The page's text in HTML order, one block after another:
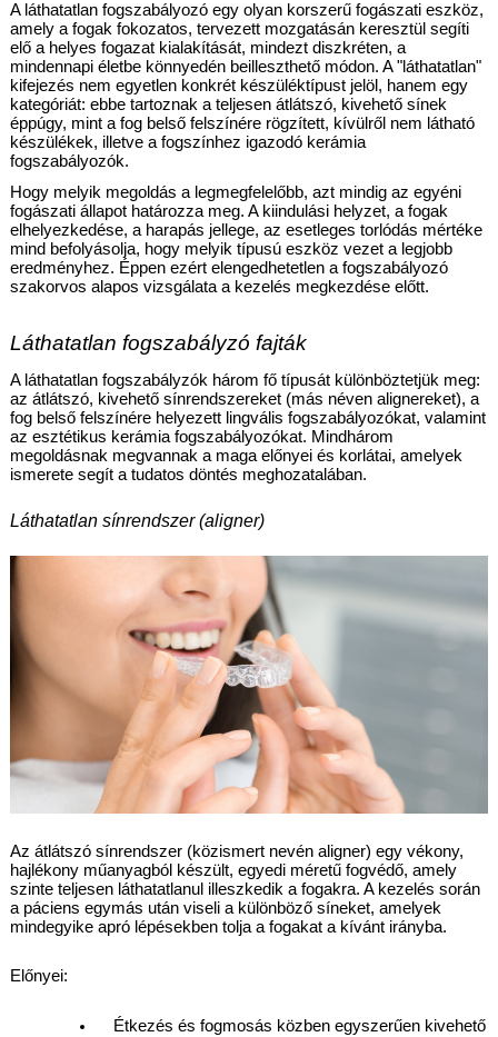
A láthatatlan fogszabályozó egy olyan korszerű fogászati eszköz,
amely a fogak fokozatos, tervezett mozgatásán keresztül segíti
elő a helyes fogazat kialakítását, mindezt diszkréten, a
mindennapi életbe könnyedén beilleszthető módon. A "láthatatlan"
kifejezés nem egyetlen konkrét készüléktípust jelöl, hanem egy
kategóriát: ebbe tartoznak a teljesen átlátszó, kivehető sínek
éppúgy, mint a fog belső felszínére rögzített, kívülről nem látható
készülékek, illetve a fogszínhez igazodó kerámia
fogszabályozók.
Hogy melyik megoldás a legmegfelelőbb, azt mindig az egyéni
fogászati állapot határozza meg. A kiindulási helyzet, a fogak
elhelyezkedése, a harapás jellege, az esetleges torlódás mértéke
mind befolyásolja, hogy melyik típusú eszköz vezet a legjobb
eredményhez. Éppen ezért elengedhetetlen a fogszabályozó
szakorvos alapos vizsgálata a kezelés megkezdése előtt.
Láthatatlan fogszabályzó fajták
A láthatatlan fogszabályzók három fő típusát különböztetjük meg:
az átlátszó, kivehető sínrendszereket (más néven alignereket), a
fog belső felszínére helyezett lingvális fogszabályozókat, valamint
az esztétikus kerámia fogszabályozókat. Mindhárom
megoldásnak megvannak a maga előnyei és korlátai, amelyek
ismerete segít a tudatos döntés meghozatalában.
Láthatatlan sínrendszer (aligner)
Az átlátszó sínrendszer (közismert nevén aligner) egy vékony,
hajlékony műanyagból készült, egyedi méretű fogvédő, amely
szinte teljesen láthatatlanul illeszkedik a fogakra. A kezelés során
a páciens egymás után viseli a különböző síneket, amelyek
mindegyike apró lépésekben tolja a fogakat a kívánt irányba.
Előnyei:
Étkezés és fogmosás közben egyszerűen kivehető